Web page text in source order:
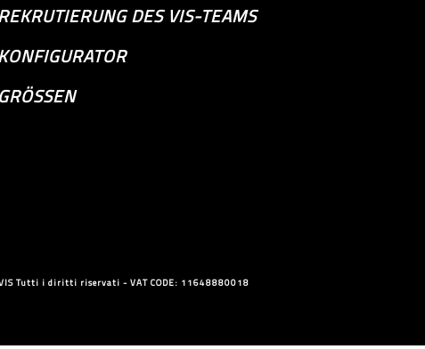
DES VIS-TEAMS
GRÖSSEN
Tutti i diritti riservati - VAT CODE: 11648880018